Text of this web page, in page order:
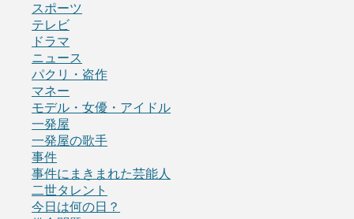
スポーツ
テレビ
ドラマ
ニュース
パクリ・盗作
マネー
モデル・女優・アイドル
一発屋
一発屋の歌手
事件
事件にまきまれた芸能人
二世タレント
今日は何の日？